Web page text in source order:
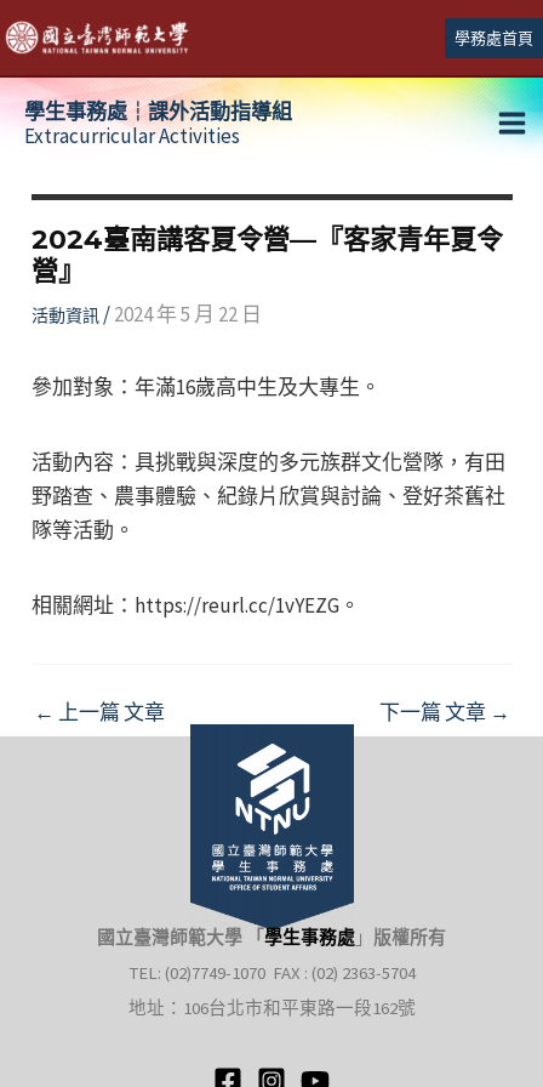
跳
至
主
學務處首頁
學生事務處┆課外活動指導組
Extracurricular Activities
2024臺南講客夏令營—『客家青年夏令
營』
活動資訊/2024 年 5 月 22 日
參加對象：年滿16歲高中生及大專生。
活動內容：具挑戰與深度的多元族群文化營隊，有田
野踏查、農事體驗、紀錄片欣賞與討論、登好茶舊社
隊等活動。
相關網址：https://reurl.cc/1vYEZG。
Post
navigation
← 上一篇 文章 下一篇 文章 →
國立臺灣師範大學 「 學生事務處 」 版權所有
TEL: (02)7749-1070 FAX : (02) 2363-5704
地址：106台北市和平東路一段162號